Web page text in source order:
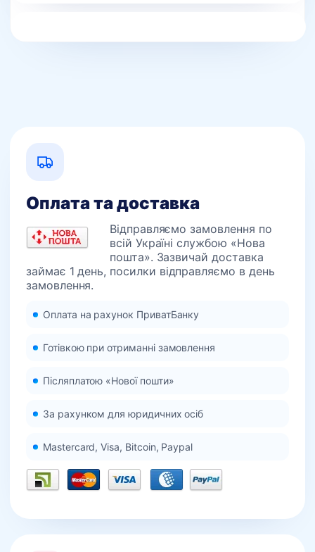
Оплата та доставка
Відправляємо замовлення по
всій Україні службою «Нова
пошта». Зазвичай доставка
займає 1 день, посилки відправляємо в день
замовлення.
Оплата на рахунок ПриватБанку
Готівкою при отриманні замовлення
Післяплатою «Нової пошти»
За рахунком для юридичних осіб
Mastercard, Visa, Bitcoin, Paypal